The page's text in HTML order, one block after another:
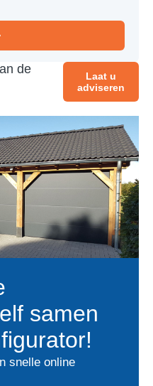
de
Laat u
adviseren
samen
snelle online